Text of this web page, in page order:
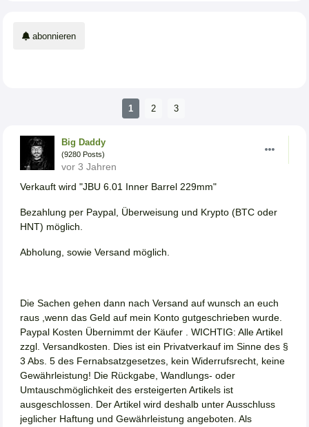
abonnieren
1 2 3
Big Daddy
(9280 Posts)
vor 3 Jahren
Verkauft wird "JBU 6.01 Inner Barrel 229mm"
Bezahlung per Paypal, Überweisung und Krypto (BTC oder
HNT) möglich.
Abholung, sowie Versand möglich.
Die Sachen gehen dann nach Versand auf wunsch an euch
raus ,wenn das Geld auf mein Konto gutgeschrieben wurde.
Paypal Kosten Übernimmt der Käufer . WICHTIG: Alle Artikel
zzgl. Versandkosten. Dies ist ein Privatverkauf im Sinne des §
3 Abs. 5 des Fernabsatzgesetzes, kein Widerrufsrecht, keine
Gewährleistung! Die Rückgabe, Wandlungs- oder
Umtauschmöglichkeit des ersteigerten Artikels ist
ausgeschlossen. Der Artikel wird deshalb unter Ausschluss
jeglicher Haftung und Gewährleistung angeboten. Als